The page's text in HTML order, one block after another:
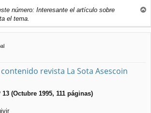
número: Interesante el artículo sobre
el tema.
r
i
revista La Sota Asescoin
(Octubre 1995, 111 páginas)